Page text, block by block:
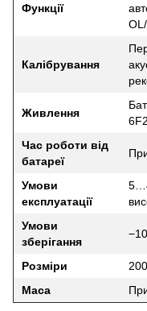
Функції
Калібрування
Живлення
Час роботи від
батареї
Умови
експлуатації
Умови
зберігання
Розміри
Маса